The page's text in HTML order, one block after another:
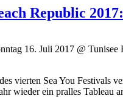
Republic
16. Juli 2017 @ Tunisee
vierten Sea You Festivals
wieder ein pralles Tableau